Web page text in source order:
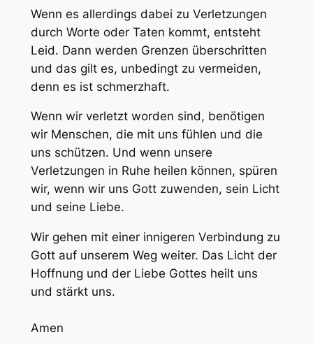
Wenn es allerdings dabei zu Verletzungen
durch Worte oder Taten kommt, entsteht
Leid. Dann werden Grenzen überschritten
und das gilt es, unbedingt zu vermeiden,
denn es ist schmerzhaft.
Wenn wir verletzt worden sind, benötigen
wir Menschen, die mit uns fühlen und die
uns schützen. Und wenn unsere
Verletzungen in Ruhe heilen können, spüren
wir, wenn wir uns Gott zuwenden, sein Licht
und seine Liebe.
Wir gehen mit einer innigeren Verbindung zu
Gott auf unserem Weg weiter. Das Licht der
Hoffnung und der Liebe Gottes heilt uns
und stärkt uns.
Amen